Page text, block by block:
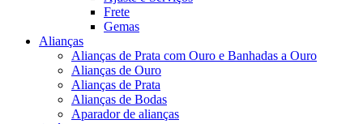
Frete
Gemas
Alianças
Alianças de Prata com Ouro e Banhadas a Ouro
Alianças de Ouro
Alianças de Prata
Alianças de Bodas
Aparador de alianças